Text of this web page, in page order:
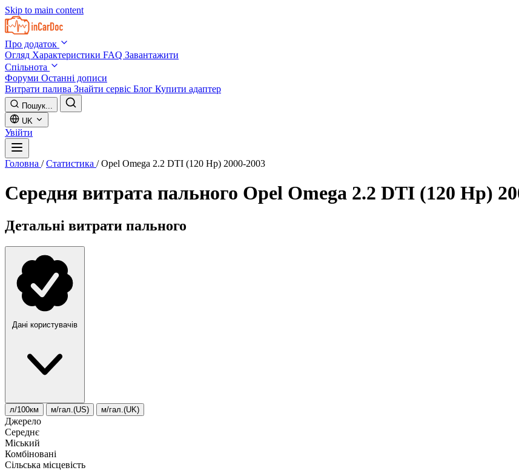
Skip to main content
Про додаток
Огляд Характеристики FAQ Завантажити
Спільнота
Форуми Останні дописи
Витрати палива Знайти сервіс Блог Купити адаптер
Пошук...
UK
Увійти
Головна / Статистика / Opel Omega 2.2 DTI (120 Hp) 2000-2003
Середня витрата пального Opel Omega 2.2 DTI (120 Hp)
Детальні витрати пального
Дані користувачів
л/100км м/гал.(US) м/гал.(UK)
Джерело
Середнє
Міський
Комбіновані
Сільська місцевість